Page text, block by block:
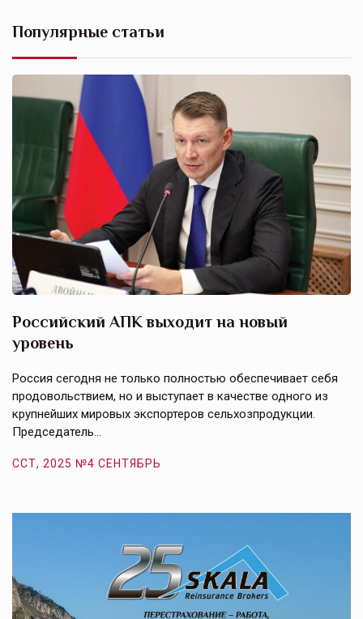
Популярные статьи
Российский АПК выходит на новый
уровень
Россия сегодня не только полностью обеспечивает себя
продовольствием, но и выступает в качестве одного из
крупнейших мировых экспортеров сельхозпродукции.
Председатель…
ССТ, 2025 №4 СЕНТЯБРЬ